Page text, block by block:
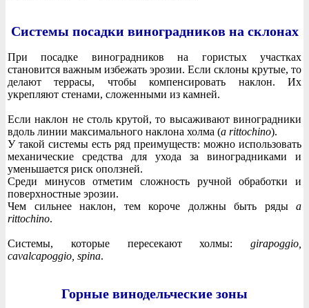
Системы посадки виноградников на склонах
При посадке виноградников на гористых участках
становится важным избежать эрозии. Если склоны крутые, то
делают террасы, чтобы компенсировать наклон. Их
укрепляют стенами, сложенными из камней.
Если наклон не столь крутой, то высаживают виноградники
вдоль линии максимального наклона холма (a rittochino).
У такой системы есть ряд преимуществ: можно использовать
механические средства для ухода за виноградниками и
уменьшается риск оползней.
Среди минусов отметим сложность ручной обработки и
поверхностные эрозии.
Чем сильнее наклон, тем короче должны быть ряды a
rittochino.
Системы, которые пересекают холмы: girapoggio,
cavalcapoggio, spina.
Горные винодельческие зоны